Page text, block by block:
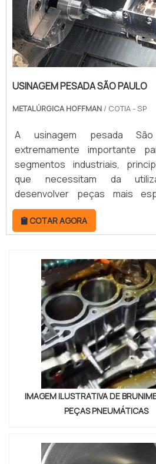
USINAGEM PESADA SÃO PAULO
METALÚRGICA HOFFMAN / COTIA - SP
A usinagem pesada
extremamente importante
segmentos industriais,
que necessitam da
desenvolver peças mais
serviço de usinagem é de
primordial. Por isso, é
empresas terceirizadas.
capacitados e que podem
mais diferentes projetos. MAIS
ACERCA DO SERVIÇOAs peças
COTAR AGORA
IMAGEM ILUSTRATIVA DE
PEÇAS PNEUMÁTICAS